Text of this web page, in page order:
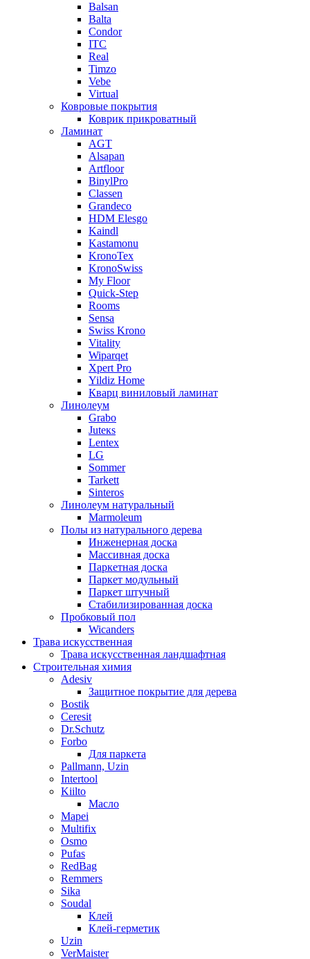
Balsan
Balta
Condor
ITC
Real
Timzo
Vebe
Virtual
Ковровые покрытия
Коврик прикроватный
Ламинат
AGT
Alsapan
Artfloor
BinylPro
Classen
Grandeco
HDM Elesgo
Kaindl
Kastamonu
KronoTex
KronoSwiss
My Floor
Quick-Step
Rooms
Sensa
Swiss Krono
Vitality
Wiparqet
Xpert Pro
Yildiz Home
Кварц виниловый ламинат
Линолеум
Grabo
Juteкs
Lentex
LG
Sommer
Tarkett
Sinteros
Линолеум натуральный
Marmoleum
Полы из натурального дерева
Инженерная доска
Массивная доска
Паркетная доска
Паркет модульный
Паркет штучный
Стабилизированная доска
Пробковый пол
Wicanders
Трава искусственная
Трава искусственная ландшафтная
Строительная химия
Adesiv
Защитное покрытие для дерева
Bostik
Ceresit
Dr.Schutz
Forbo
Для паркета
Pallmann, Uzin
Intertool
Kiilto
Масло
Mapei
Multifix
Osmo
Pufas
RedBag
Remmers
Sika
Soudal
Клей
Клей-герметик
Uzin
VerMaister